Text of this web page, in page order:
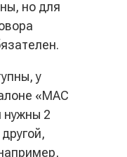
но для
у
«МАС
нужны 2